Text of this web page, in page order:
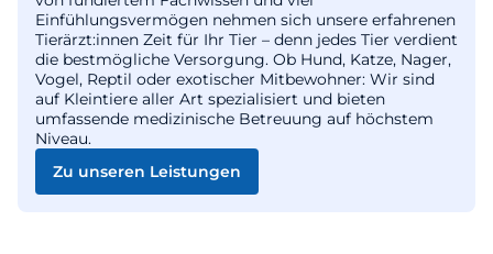
Einfühlungsvermögen nehmen sich unsere erfahrenen
Tierärzt:innen Zeit für Ihr Tier – denn jedes Tier verdient
die bestmögliche Versorgung. Ob Hund, Katze, Nager,
Vogel, Reptil oder exotischer Mitbewohner: Wir sind
auf Kleintiere aller Art spezialisiert und bieten
umfassende medizinische Betreuung auf höchstem
Niveau.
Zu unseren Leistungen